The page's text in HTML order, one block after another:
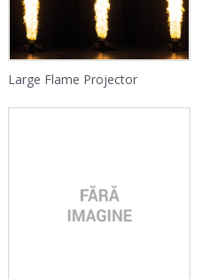
Large Flame Projector